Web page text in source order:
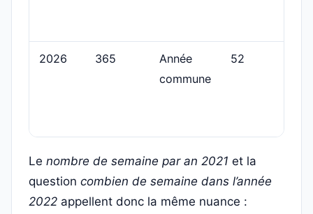
2026 365
Année
commune
52
Le nombre de semaine par an 2021 et la
question combien de semaine dans l’année
2022 appellent donc la même nuance :